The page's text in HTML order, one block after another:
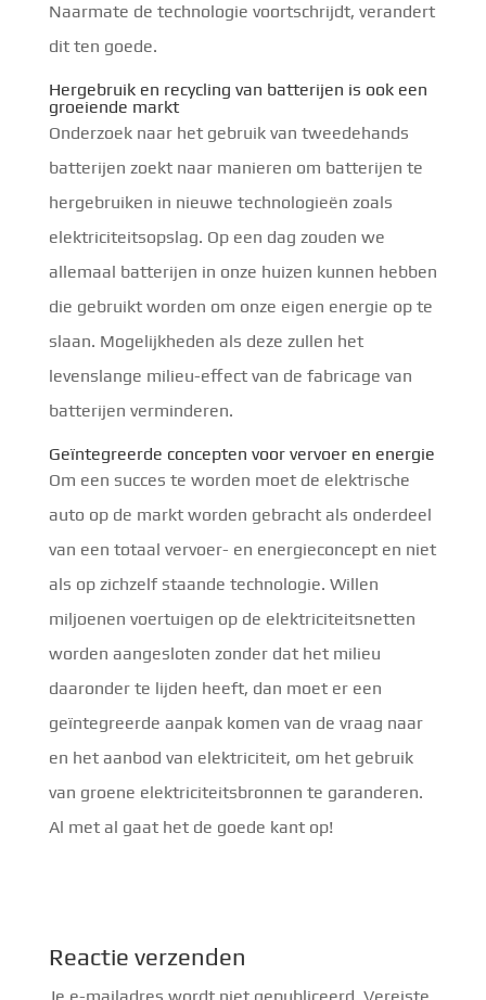
Naarmate de technologie voortschrijdt, verandert
dit ten goede.
Hergebruik en recycling van batterijen is ook een
groeiende markt
Onderzoek naar het gebruik van tweedehands
batterijen zoekt naar manieren om batterijen te
hergebruiken in nieuwe technologieën zoals
elektriciteitsopslag. Op een dag zouden we
allemaal batterijen in onze huizen kunnen hebben
die gebruikt worden om onze eigen energie op te
slaan. Mogelijkheden als deze zullen het
levenslange milieu-effect van de fabricage van
batterijen verminderen.
Geïntegreerde concepten voor vervoer en energie
Om een succes te worden moet de elektrische
auto op de markt worden gebracht als onderdeel
van een totaal vervoer- en energieconcept en niet
als op zichzelf staande technologie. Willen
miljoenen voertuigen op de elektriciteitsnetten
worden aangesloten zonder dat het milieu
daaronder te lijden heeft, dan moet er een
geïntegreerde aanpak komen van de vraag naar
en het aanbod van elektriciteit, om het gebruik
van groene elektriciteitsbronnen te garanderen.
Al met al gaat het de goede kant op!
Reactie verzenden